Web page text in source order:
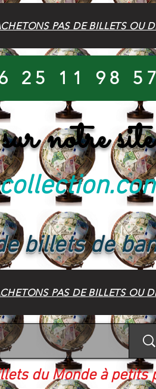
PAS DE BILLETS OU
25 11 98 57
notre site
billets de
PAS DE BILLETS OU
du Monde à petits